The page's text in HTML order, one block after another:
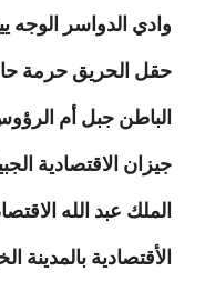
وادي الدواسر الوجه
حقل الحريق حرمة
الباطن جبل أم
جيزان الاقتصادية
الملك عبد الله
الأقتصادية بالمدينة